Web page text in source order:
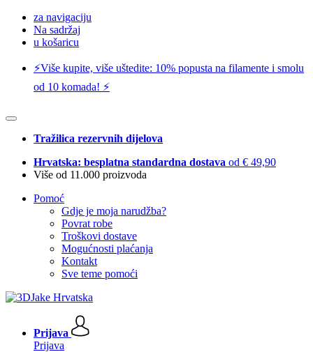
za navigaciju
Na sadržaj
u košaricu
⚡️Više kupite, više uštedite: 10% popusta na filamente i smolu
od 10 komada! ⚡️
Tražilica rezervnih dijelova
Hrvatska: besplatna standardna dostava od € 49,90
Više od 11.000 proizvoda
Pomoć
Gdje je moja narudžba?
Povrat robe
Troškovi dostave
Mogućnosti plaćanja
Kontakt
Sve teme pomoći
Prijava
Prijava